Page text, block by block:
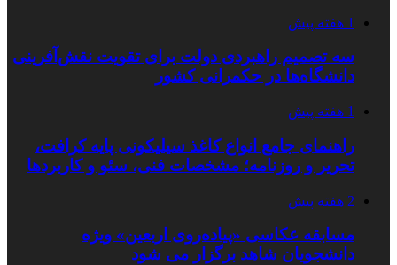
1 هفته پیش
سه تصمیم راهبردی دولت برای تقویت نقش‌آفرینی
دانشگاه‌ها در حکمرانی کشور
1 هفته پیش
راهنمای جامع انواع کاغذ سیلیکونی پایه کرافت،
تحریر و روزنامه؛ مشخصات فنی، سئو و کاربردها
2 هفته پیش
مسابقه عکاسی «پیاده‌روی اربعین» ویژه
دانشجویان شاهد برگزار می شود